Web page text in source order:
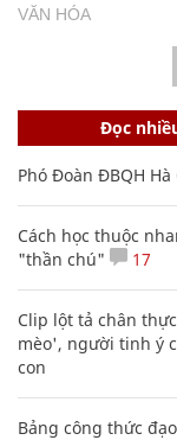
VĂN HÓA
Đọc
Phó Đoàn ĐBQH
Cách học thuộc
"thần chú"
17
Clip lột tả chân
mèo', người tinh ý
con
Bảng công thức